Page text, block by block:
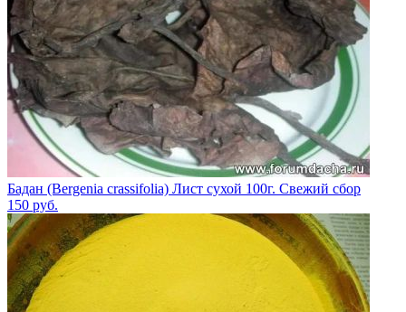
Бадан (Bergenia crassifolia) Лист сухой 100г. Свежий сбор
150 руб.